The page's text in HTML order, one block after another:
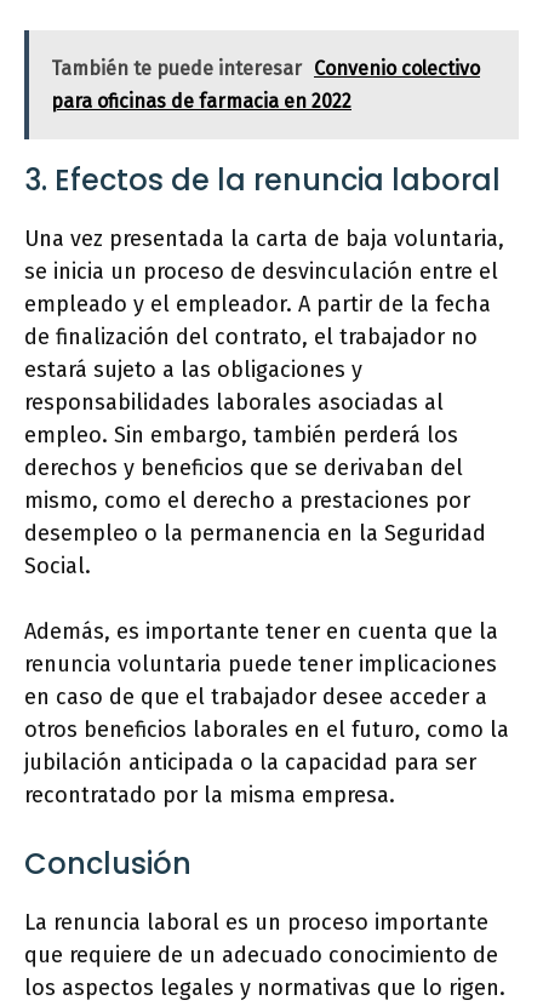
También te puede interesar Convenio colectivo
para oficinas de farmacia en 2022
3. Efectos de la renuncia laboral
Una vez presentada la carta de baja voluntaria,
se inicia un proceso de desvinculación entre el
empleado y el empleador. A partir de la fecha
de finalización del contrato, el trabajador no
estará sujeto a las obligaciones y
responsabilidades laborales asociadas al
empleo. Sin embargo, también perderá los
derechos y beneficios que se derivaban del
mismo, como el derecho a prestaciones por
desempleo o la permanencia en la Seguridad
Social.
Además, es importante tener en cuenta que la
renuncia voluntaria puede tener implicaciones
en caso de que el trabajador desee acceder a
otros beneficios laborales en el futuro, como la
jubilación anticipada o la capacidad para ser
recontratado por la misma empresa.
Conclusión
La renuncia laboral es un proceso importante
que requiere de un adecuado conocimiento de
los aspectos legales y normativas que lo rigen.